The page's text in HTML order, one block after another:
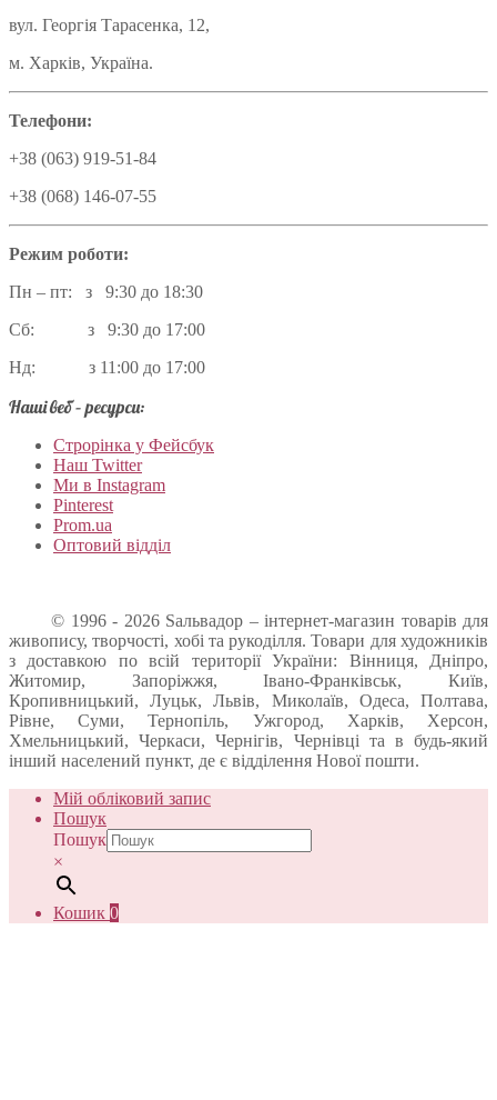
вул. Георгія Тарасенка, 12,
м. Харків, Україна.
Телефони:
+38 (063) 919-51-84
+38 (068) 146-07-55
Режим роботи:
Пн – пт: з 9:30 до 18:30
Сб: з 9:30 до 17:00
Нд: з 11:00 до 17:00
Наші веб – ресурси:
Строрінка у Фейсбук
Наш Twitter
Ми в Instagram
Pinterest
Prom.ua
Оптовий відділ
© 1996 - 2026 Sальвадор – інтернет-магазин товарів для
живопису, творчості, хобі та рукоділля. Товари для художників
з доставкою по всій території України: Вінниця, Дніпро,
Житомир, Запоріжжя, Івано-Франківськ, Київ,
Кропивницький, Луцьк, Львів, Миколаїв, Одеса, Полтава,
Рівне, Суми, Тернопіль, Ужгород, Харків, Херсон,
Хмельницький, Черкаси, Чернігів, Чернівці та в будь-який
інший населений пункт, де є відділення Нової пошти.
Мій обліковий запис
Пошук
Пошук
×
Кошик 0